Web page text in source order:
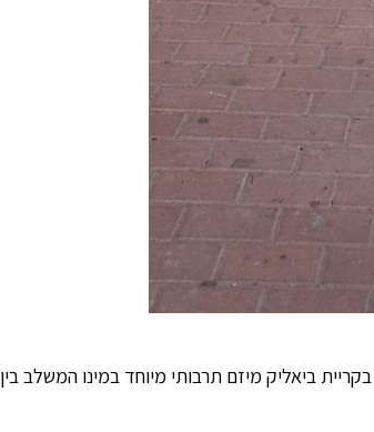
ביאליק מיזם תרבותי מיוחד במינו המשלב בין